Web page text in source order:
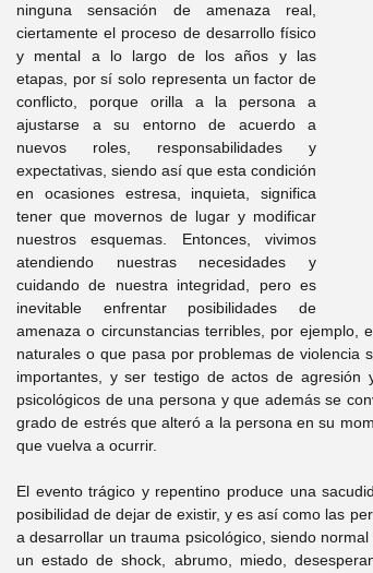
ninguna sensación de amenaza real,
ciertamente el proceso de desarrollo físico
y mental a lo largo de los años y las
etapas, por sí solo representa un factor de
conflicto, porque orilla a la persona a
ajustarse a su entorno de acuerdo a
nuevos roles, responsabilidades y
expectativas, siendo así que esta condición
en ocasiones estresa, inquieta, significa
tener que movernos de lugar y modificar
nuestros esquemas. Entonces, vivimos
atendiendo nuestras necesidades y
cuidando de nuestra integridad, pero es
inevitable enfrentar posibilidades de
amenaza o circunstancias terribles, por ejemplo,
naturales o que pasa por problemas de violencia
importantes, y ser testigo de actos de agresión
psicológicos de una persona y que además se
grado de estrés que alteró a la persona en su
que vuelva a ocurrir.
El evento trágico y repentino produce una
posibilidad de dejar de existir, y es así como las
a desarrollar un trauma psicológico, siendo
un estado de shock, abrumo, miedo,